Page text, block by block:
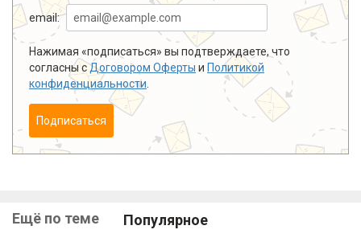
email:
Нажимая «подписаться» вы подтверждаете, что
согласны сДоговором Оферты и Политикой
конфиденциальности
Подписаться
Ещё по теме Популярное